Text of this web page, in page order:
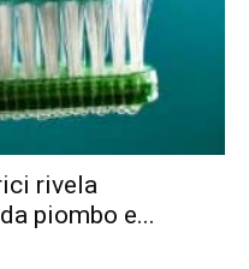
rivela
piombo e...